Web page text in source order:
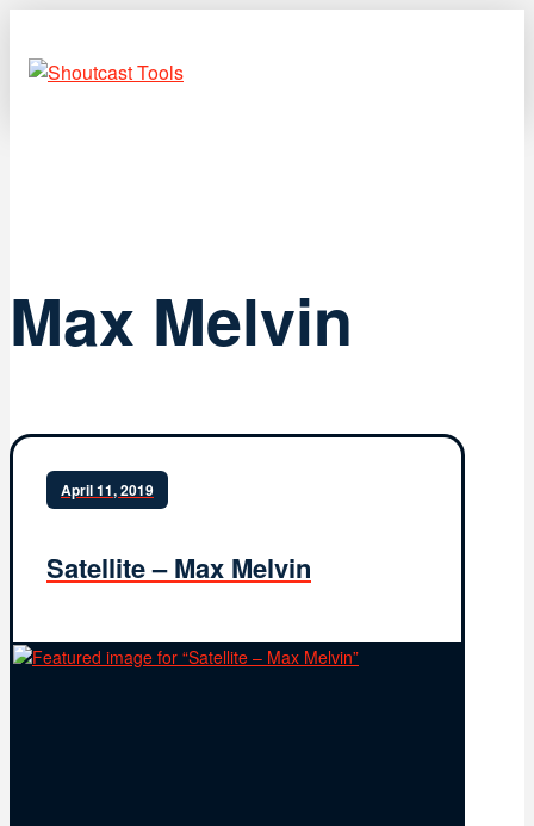
Max Melvin
April 11, 2019
Satellite – Max Melvin